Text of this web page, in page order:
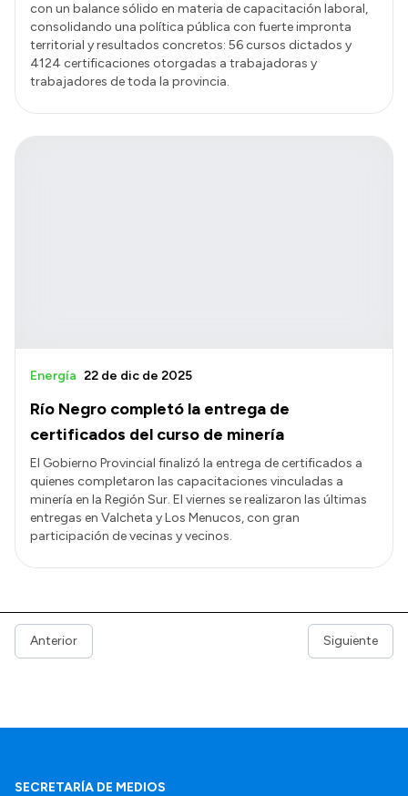
con un balance sólido en materia de capacitación laboral,
consolidando una política pública con fuerte impronta
territorial y resultados concretos: 56 cursos dictados y
4124 certificaciones otorgadas a trabajadoras y
trabajadores de toda la provincia.
Río Negro completó la entrega de
certificados del curso de minería
Energía 22 de dic de 2025
El Gobierno Provincial finalizó la entrega de certificados a
quienes completaron las capacitaciones vinculadas a
minería en la Región Sur. El viernes se realizaron las últimas
entregas en Valcheta y Los Menucos, con gran
participación de vecinas y vecinos.
Anterior Siguiente
SECRETARÍA DE MEDIOS